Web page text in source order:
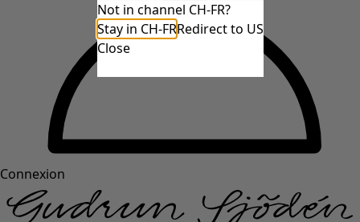
Connexion
Not in channel CH-FR?
Stay in CH-FRRedirect to US
Close